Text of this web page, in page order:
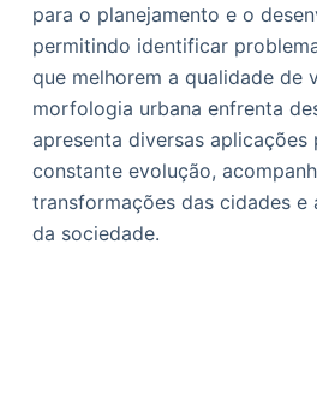
para o planejamento e o
permitindo identificar
que melhorem a qualidade de
morfologia urbana enfrenta
apresenta diversas aplicações
constante evolução,
transformações das cidades e
da sociedade.